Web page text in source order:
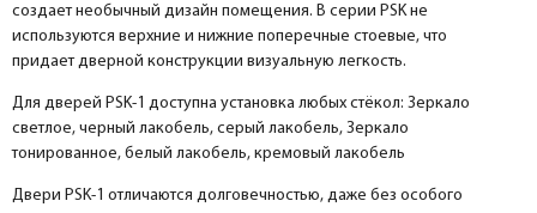
создает необычный дизайн помещения. В серии PSK не
используются верхние и нижние поперечные стоевые, что
придает дверной конструкции визуальную легкость.
Для дверей PSK-1 доступна установка любых стёкол: Зеркало
светлое, черный лакобель, серый лакобель, Зеркало
тонированное, белый лакобель, кремовый лакобель
Двери PSK-1 отличаются долговечностью, даже без особого